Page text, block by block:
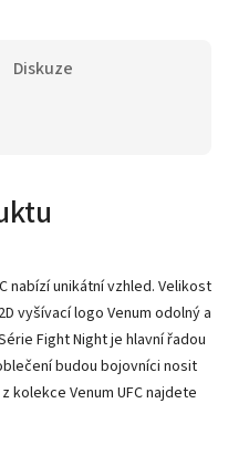
Diskuze
nabízí unikátní vzhled. Velikost
vyšívací logo Venum odolný a
Fight Night je hlavní řadou
budou bojovníci nosit
kolekce Venum UFC najdete